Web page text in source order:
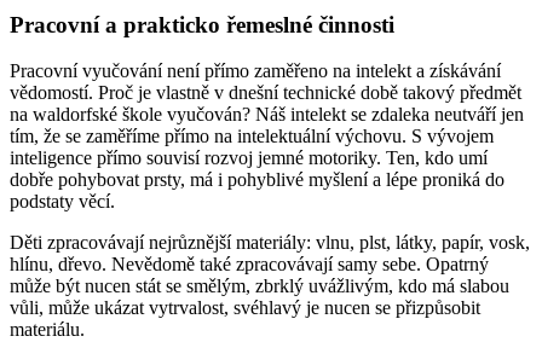
Pracovní a prakticko řemeslné činnosti
Pracovní vyučování není přímo zaměřeno na intelekt a získávání
vědomostí. Proč je vlastně v dnešní technické době takový předmět
na waldorfské škole vyučován? Náš intelekt se zdaleka neutváří jen
tím, že se zaměříme přímo na intelektuální výchovu. S vývojem
inteligence přímo souvisí rozvoj jemné motoriky. Ten, kdo umí
dobře pohybovat prsty, má i pohyblivé myšlení a lépe proniká do
podstaty věcí.
Děti zpracovávají nejrůznější materiály: vlnu, plst, látky, papír, vosk,
hlínu, dřevo. Nevědomě také zpracovávají samy sebe. Opatrný
může být nucen stát se smělým, zbrklý uvážlivým, kdo má slabou
vůli, může ukázat vytrvalost, svéhlavý je nucen se přizpůsobit
materiálu.